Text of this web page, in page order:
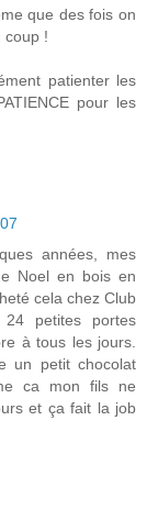
que des fois on
coup !
patienter les
pour les
années, mes
Noel en bois en
cela chez Club
petites portes
à tous les jours.
un petit chocolat
ca mon fils ne
et ça fait la job